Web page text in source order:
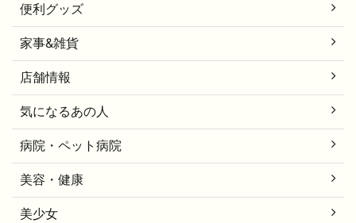
便利グッズ
家事&雑貨
店舗情報
気になるあの人
病院・ペット病院
美容・健康
美少女